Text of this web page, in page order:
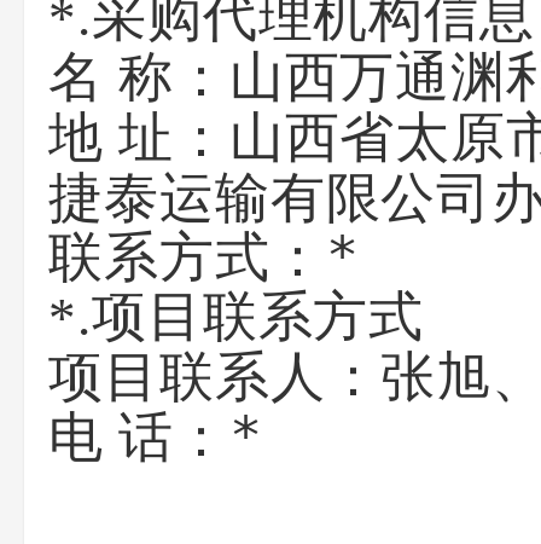
*.采购代理机构信息
名 称： 山西万通渊
地 址： 山西省太原
捷泰运输有限公司
联系方式： *
*.项目联系方式
项目联系人： 张旭
电 话： *